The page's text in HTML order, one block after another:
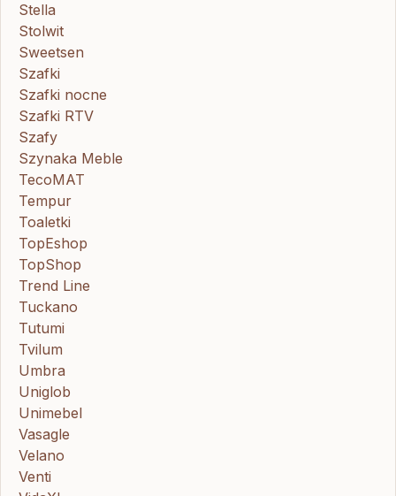
Stella
Stolwit
Sweetsen
Szafki
Szafki nocne
Szafki RTV
Szafy
Szynaka Meble
TecoMAT
Tempur
Toaletki
TopEshop
TopShop
Trend Line
Tuckano
Tutumi
Tvilum
Umbra
Uniglob
Unimebel
Vasagle
Velano
Venti